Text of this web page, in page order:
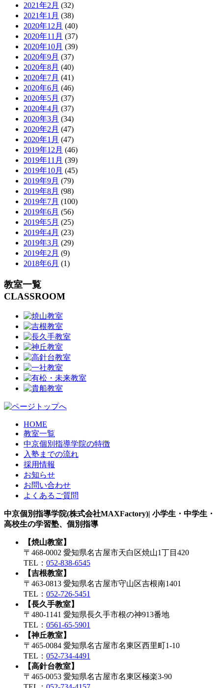
2021年2月 (32)
2021年1月 (38)
2020年12月 (40)
2020年11月 (37)
2020年10月 (39)
2020年9月 (37)
2020年8月 (40)
2020年7月 (41)
2020年6月 (46)
2020年5月 (37)
2020年4月 (37)
2020年3月 (34)
2020年2月 (47)
2020年1月 (47)
2019年12月 (46)
2019年11月 (39)
2019年10月 (45)
2019年9月 (79)
2019年8月 (98)
2019年7月 (100)
2019年6月 (56)
2019年5月 (25)
2019年4月 (23)
2019年3月 (29)
2019年2月 (9)
2018年6月 (1)
教室一覧
CLASSROOM
HOME
教室一覧
中京個別指導学院の特徴
入塾までの流れ
採用情報
お知らせ
お問い合わせ
よくあるご質問
中京個別指導学院(株式会社MAXFactory)| 小学生・中学生・
高校生の学習塾、個別指導
【焼山教室】
〒468-0002 愛知県名古屋市天白区焼山1丁目420
TEL： 052-838-6545
【吉根教室】
〒463-0813 愛知県名古屋市守山区吉根南1401
TEL： 052-726-5451
【長久手教室】
〒480-1141 愛知県長久手市根の神913番地
TEL： 0561-65-5901
【神丘教室】
〒465-0084 愛知県名古屋市名東区西里町1-10
TEL： 052-734-4491
【高針台教室】
〒465-0053 愛知県名古屋市名東区極楽3-90